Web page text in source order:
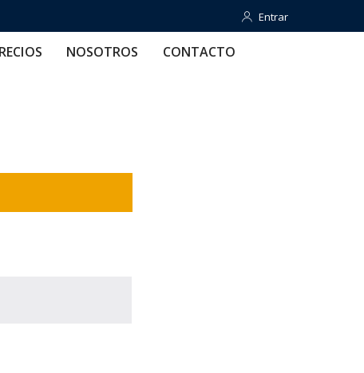
Entrar
Entrar
NOSOTROS CONTACTO